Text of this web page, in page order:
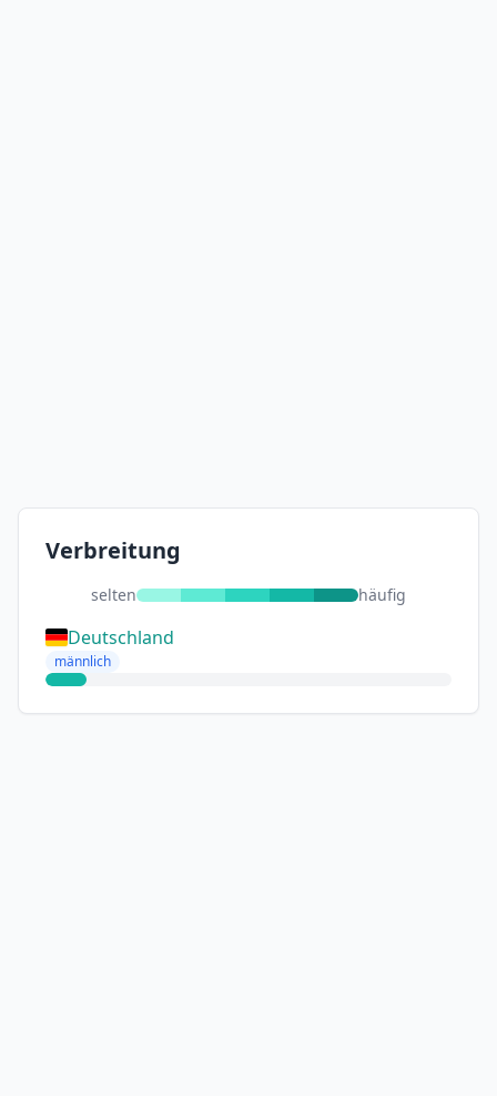
Verbreitung
selten häufig
Deutschland
männlich